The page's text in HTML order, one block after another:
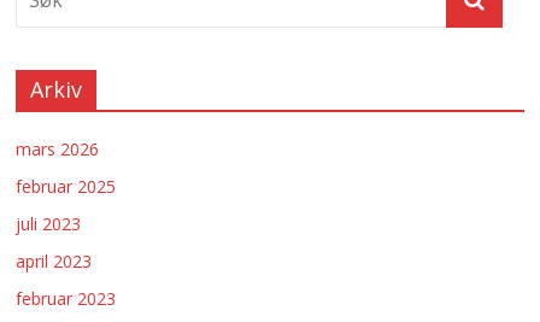
Arkiv
mars 2026
februar 2025
juli 2023
april 2023
februar 2023